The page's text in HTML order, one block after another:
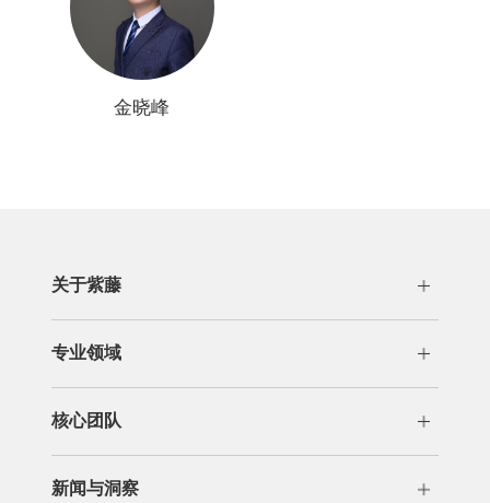
金晓峰
关于紫藤
公司概况 发展历程
荣誉资质
专业领域
专利代理 分析咨询
交易运营
商标版权
核心团队
管理团队 专业团队
新闻与洞察